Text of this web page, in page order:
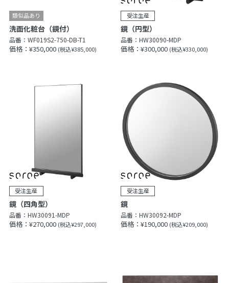
洗面化粧台（鏡付）
品番： WF019S2-750-DB-T1
価格：¥350,000 (税込¥385,000)
鏡（円型）
品番：HW30090-MDP
価格：¥300,000 (税込¥330,000)
鏡（四角型）
品番： HW30091-MDP
価格：¥270,000 (税込¥297,000)
鏡
品番：HW30092-MDP
価格：¥190,000 (税込¥209,000)